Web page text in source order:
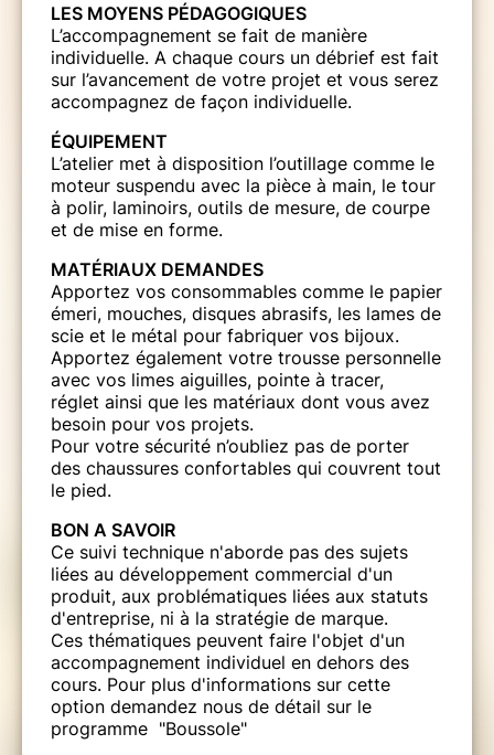
LES MOYENS PÉDAGOGIQUES
L’accompagnement se fait de manière
individuelle. A chaque cours un débrief est fait
sur l’avancement de votre projet et vous serez
accompagnez de façon individuelle.
ÉQUIPEMENT
L’atelier met à disposition l’outillage comme le
moteur suspendu avec la pièce à main, le tour
à polir, laminoirs, outils de mesure, de courpe
et de mise en forme.
MATÉRIAUX DEMANDES
Apportez vos consommables comme le papier
émeri, mouches, disques abrasifs, les lames de
scie et le métal pour fabriquer vos bijoux.
Apportez également votre trousse personnelle
avec vos limes aiguilles, pointe à tracer,
réglet ainsi que les matériaux dont vous avez
besoin pour vos projets.
Pour votre sécurité n’oubliez pas de porter
des chaussures confortables qui couvrent tout
le pied.
BON A SAVOIR
Ce suivi technique n'aborde pas des sujets
liées au développement commercial d'un
produit, aux problématiques liées aux statuts
d'entreprise, ni à la stratégie de marque.
Ces thématiques peuvent faire l'objet d'un
accompagnement individuel en dehors des
cours. Pour plus d'informations sur cette
option demandez nous de détail sur le
programme "Boussole"